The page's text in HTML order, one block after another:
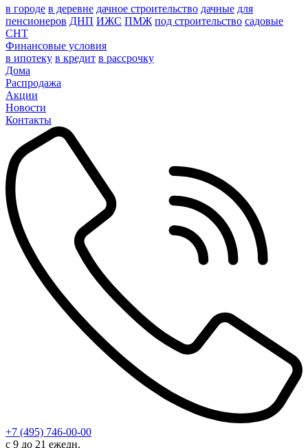
в городе в деревне дачное строительство дачные для
пенсионеров ДНП ИЖС ПМЖ под строительство садовые
СНТ
Финансовые условия
в ипотеку в кредит в рассрочку
Дома
Распродажа
Акции
Новости
Контакты
+7 (495) 746-00-00
с 9 до 21 ежедн.